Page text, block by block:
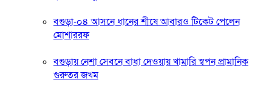
বগুড়া-০৪ আসনে ধানের শীষে আবারও টিকেট পেলেন
মোশাররফ
বগুড়ায় নেশা সেবনে বাধা দেওয়ায় খামারি স্বপন প্রামানিক
গুরুতর জখম